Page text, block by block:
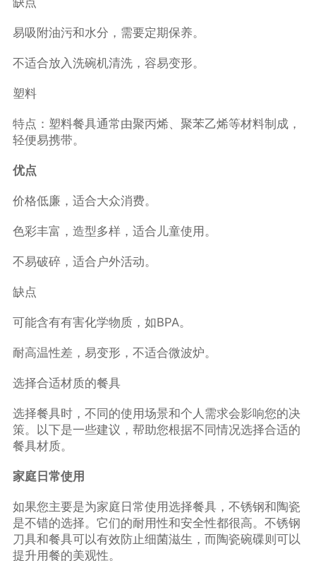
易吸附油污和水分，需要定期保养。
不适合放入洗碗机清洗，容易变形。
塑料
特点：塑料餐具通常由聚丙烯、聚苯乙烯等材料制成，
轻便易携带。
优点
价格低廉，适合大众消费。
色彩丰富，造型多样，适合儿童使用。
不易破碎，适合户外活动。
缺点
可能含有有害化学物质，如BPA。
耐高温性差，易变形，不适合微波炉。
选择合适材质的餐具
选择餐具时，不同的使用场景和个人需求会影响您的决
策。以下是一些建议，帮助您根据不同情况选择合适的
餐具材质。
家庭日常使用
如果您主要是为家庭日常使用选择餐具，不锈钢和陶瓷
是不错的选择。它们的耐用性和安全性都很高。不锈钢
刀具和餐具可以有效防止细菌滋生，而陶瓷碗碟则可以
提升用餐的美观性。